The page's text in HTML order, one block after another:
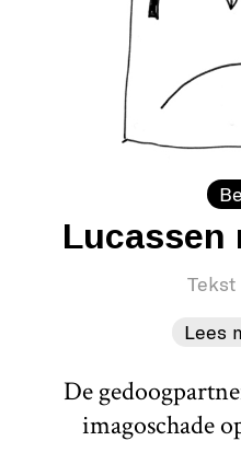
Lucassen
Tekst
Lees
De
imagoschade